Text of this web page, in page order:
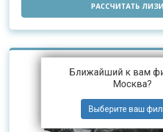
Ближайший к вам
Москва?
РАССЧИТАТЬ